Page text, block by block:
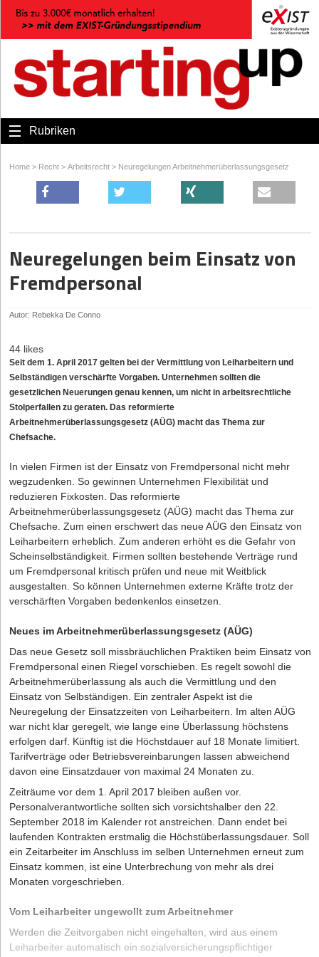
Rubriken
Home > Recht > Arbeitsrecht > Neuregelungen Arbeitnehmerüberlassungsgesetz
Neuregelungen beim Einsatz von
Fremdpersonal
Autor: Rebekka De Conno
44 likes
Seit dem 1. April 2017 gelten bei der Vermittlung von Leiharbeitern und
Selbständigen verschärfte Vorgaben. Unternehmen sollten die
gesetzlichen Neuerungen genau kennen, um nicht in arbeitsrechtliche
Stolperfallen zu geraten. Das reformierte
Arbeitnehmerüberlassungsgesetz (AÜG) macht das Thema zur
Chefsache.
In vielen Firmen ist der Einsatz von Fremdpersonal nicht mehr
wegzudenken. So gewinnen Unternehmen Flexibilität und
reduzieren Fixkosten. Das reformierte
Arbeitnehmerüberlassungsgesetz (AÜG) macht das Thema zur
Chefsache. Zum einen erschwert das neue AÜG den Einsatz von
Leiharbeitern erheblich. Zum anderen erhöht es die Gefahr von
Scheinselbständigkeit. Firmen sollten bestehende Verträge rund
um Fremdpersonal kritisch prüfen und neue mit Weitblick
ausgestalten. So können Unternehmen externe Kräfte trotz der
verschärften Vorgaben bedenkenlos einsetzen.
Neues im Arbeitnehmerüberlassungsgesetz (AÜG)
Das neue Gesetz soll missbräuchlichen Praktiken beim Einsatz von
Fremdpersonal einen Riegel vorschieben. Es regelt sowohl die
Arbeitnehmerüberlassung als auch die Vermittlung und den
Einsatz von Selbständigen. Ein zentraler Aspekt ist die
Neuregelung der Einsatzzeiten von Leiharbeitern. Im alten AÜG
war nicht klar geregelt, wie lange eine Überlassung höchstens
erfolgen darf. Künftig ist die Höchstdauer auf 18 Monate limitiert.
Tarifverträge oder Betriebsvereinbarungen lassen abweichend
davon eine Einsatzdauer von maximal 24 Monaten zu.
Zeiträume vor dem 1. April 2017 bleiben außen vor.
Personalverantwortliche sollten sich vorsichtshalber den 22.
September 2018 im Kalender rot anstreichen. Dann endet bei
laufenden Kontrakten erstmalig die Höchstüberlassungsdauer. Soll
ein Zeitarbeiter im Anschluss im selben Unternehmen erneut zum
Einsatz kommen, ist eine Unterbrechung von mehr als drei
Monaten vorgeschrieben.
Vom Leiharbeiter ungewollt zum Arbeitnehmer
Werden die Zeitvorgaben nicht eingehalten, wird aus einem
Leiharbeiter automatisch ein sozialversicherungspflichtiger